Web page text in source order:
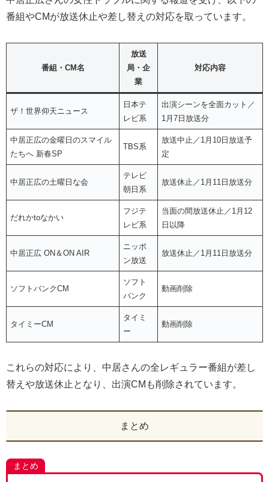
番組やCMが放送休止や差し替えの対応を取っています。
番組・CM名
放送
局・企
業
対応内容
ザ！世界仰天ニュース
日本テ
レビ系
出演シーンを全面カット／
1月7日放送分
中居正広の金曜日のスマイル
たちへ 新春SP
TBS系
放送中止／1月10日放送予
定
中居正広の土曜日な会
テレビ
朝日系
放送休止／1月11日放送分
だれかtoなかい
フジテ
レビ系
当面の間放送休止／1月12
日以降
中居正広 ON＆ON AIR
ニッポ
ン放送
放送休止／1月11日放送分
ソフトバンクCM
ソフト
バンク
動画削除
タイミーCM
タイミ
ー
動画削除
これらの対応により、中居さんの全レギュラー番組が差し
替えや放送休止となり、出演CMも削除されています。
まとめ
まとめ